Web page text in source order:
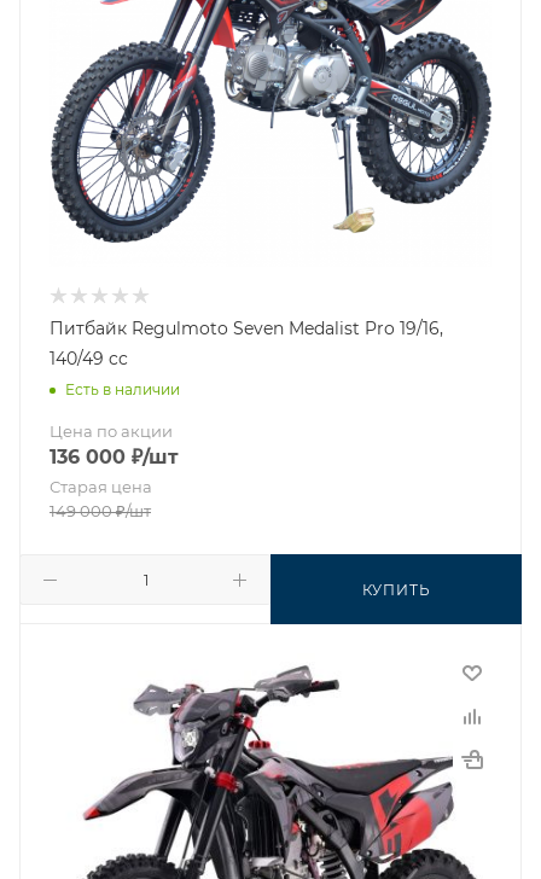
Питбайк Regulmoto Seven Medalist Pro 19/16,
140/49 cc
Есть в наличии
Цена по акции
136 000 ₽/шт
Старая цена
149 000₽/шт
КУПИТЬ